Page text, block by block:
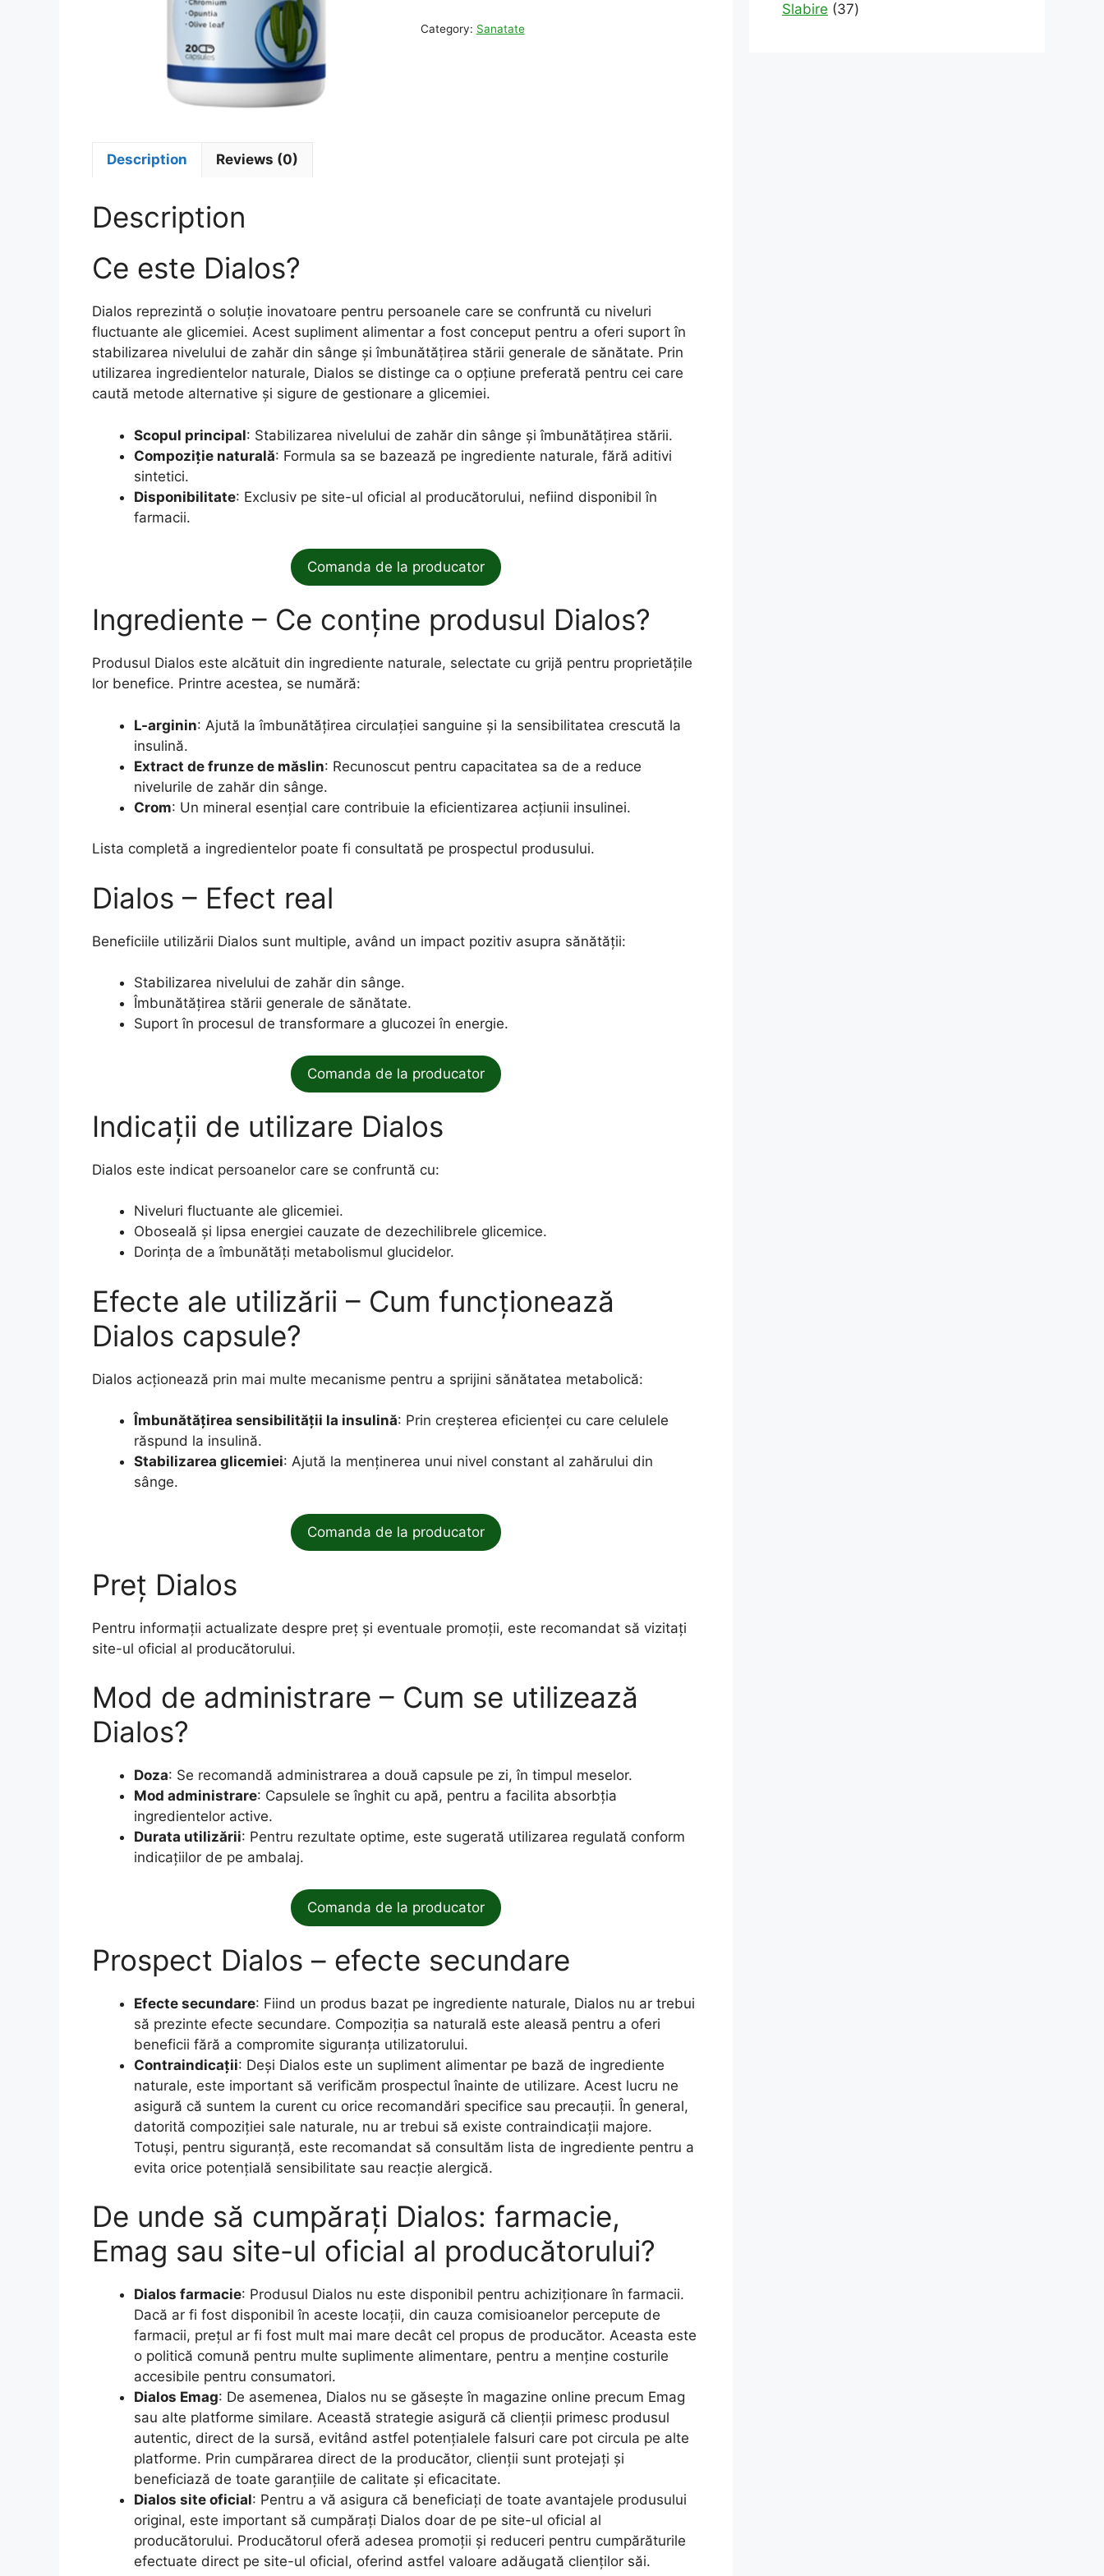
Category: Sanatate
Description Reviews (0)
Description
Ce este Dialos?
Dialos reprezintă o soluție inovatoare pentru persoanele care se confruntă cu niveluri
fluctuante ale glicemiei. Acest supliment alimentar a fost conceput pentru a oferi suport în
stabilizarea nivelului de zahăr din sânge și îmbunătățirea stării generale de sănătate. Prin
utilizarea ingredientelor naturale, Dialos se distinge ca o opțiune preferată pentru cei care
caută metode alternative și sigure de gestionare a glicemiei.
Scopul principal: Stabilizarea nivelului de zahăr din sânge și îmbunătățirea stării.
Compoziție naturală: Formula sa se bazează pe ingrediente naturale, fără aditivi
sintetici.
Disponibilitate: Exclusiv pe site-ul oficial al producătorului, nefiind disponibil în
farmacii.
Comanda de la producator
Ingrediente – Ce conține produsul Dialos?
Produsul Dialos este alcătuit din ingrediente naturale, selectate cu grijă pentru proprietățile
lor benefice. Printre acestea, se numără:
L-arginin: Ajută la îmbunătățirea circulației sanguine și la sensibilitatea crescută la
insulină.
Extract de frunze de măslin: Recunoscut pentru capacitatea sa de a reduce
nivelurile de zahăr din sânge.
Crom: Un mineral esențial care contribuie la eficientizarea acțiunii insulinei.
Lista completă a ingredientelor poate fi consultată pe prospectul produsului.
Dialos – Efect real
Beneficiile utilizării Dialos sunt multiple, având un impact pozitiv asupra sănătății:
Stabilizarea nivelului de zahăr din sânge.
Îmbunătățirea stării generale de sănătate.
Suport în procesul de transformare a glucozei în energie.
Comanda de la producator
Indicații de utilizare Dialos
Dialos este indicat persoanelor care se confruntă cu:
Niveluri fluctuante ale glicemiei.
Oboseală și lipsa energiei cauzate de dezechilibrele glicemice.
Dorința de a îmbunătăți metabolismul glucidelor.
Efecte ale utilizării – Cum funcționează
Dialos capsule?
Dialos acționează prin mai multe mecanisme pentru a sprijini sănătatea metabolică:
Îmbunătățirea sensibilității la insulină: Prin creșterea eficienței cu care celulele
răspund la insulină.
Stabilizarea glicemiei: Ajută la menținerea unui nivel constant al zahărului din
sânge.
Comanda de la producator
Preț Dialos
Pentru informații actualizate despre preț și eventuale promoții, este recomandat să vizitați
site-ul oficial al producătorului.
Mod de administrare – Cum se utilizează
Dialos?
Doza: Se recomandă administrarea a două capsule pe zi, în timpul meselor.
Mod administrare: Capsulele se înghit cu apă, pentru a facilita absorbția
ingredientelor active.
Durata utilizării: Pentru rezultate optime, este sugerată utilizarea regulată conform
indicațiilor de pe ambalaj.
Comanda de la producator
Prospect Dialos – efecte secundare
Efecte secundare: Fiind un produs bazat pe ingrediente naturale, Dialos nu ar trebui
să prezinte efecte secundare. Compoziția sa naturală este aleasă pentru a oferi
beneficii fără a compromite siguranța utilizatorului.
Contraindicații: Deși Dialos este un supliment alimentar pe bază de ingrediente
naturale, este important să verificăm prospectul înainte de utilizare. Acest lucru ne
asigură că suntem la curent cu orice recomandări specifice sau precauții. În general,
datorită compoziției sale naturale, nu ar trebui să existe contraindicații majore.
Totuși, pentru siguranță, este recomandat să consultăm lista de ingrediente pentru a
evita orice potențială sensibilitate sau reacție alergică.
De unde să cumpărați Dialos: farmacie,
Emag sau site-ul oficial al producătorului?
Dialos farmacie: Produsul Dialos nu este disponibil pentru achiziționare în farmacii.
Dacă ar fi fost disponibil în aceste locații, din cauza comisioanelor percepute de
farmacii, prețul ar fi fost mult mai mare decât cel propus de producător. Aceasta este
o politică comună pentru multe suplimente alimentare, pentru a menține costurile
accesibile pentru consumatori.
Dialos Emag: De asemenea, Dialos nu se găsește în magazine online precum Emag
sau alte platforme similare. Această strategie asigură că clienții primesc produsul
autentic, direct de la sursă, evitând astfel potențialele falsuri care pot circula pe alte
platforme. Prin cumpărarea direct de la producător, clienții sunt protejați și
beneficiază de toate garanțiile de calitate și eficacitate.
Dialos site oficial: Pentru a vă asigura că beneficiați de toate avantajele produsului
original, este important să cumpărați Dialos doar de pe site-ul oficial al
producătorului. Producătorul oferă adesea promoții și reduceri pentru cumpărăturile
efectuate direct pe site-ul oficial, oferind astfel valoare adăugată clienților săi.
Slabire 3737